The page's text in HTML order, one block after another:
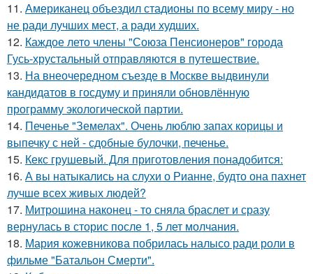
11. Американец объездил стадионы по всему миру - но
не ради лучших мест, а ради худших.
12. Каждое лето члены "Союза Пенсионеров" города
Гусь-хрустальный отправляются в путешествие.
13. На внеочередном съезде в Москве выдвинули
кандидатов в госдуму и приняли обновлённую
программу экологической партии.
14. Печенье "Земелах". Очень люблю запах корицы и
выпечку с ней - сдобные булочки, печенье.
15. Кекс грушевый. Для приготовления понадобится:
16. А вы натыкались на слухи о Рианне, будто она пахнет
лучше всех живых людей?
17. Митрошина наконец - то сняла браслет и сразу
вернулась в сторис после 1, 5 лет молчания.
18. Мария кожевникова побрилась налысо ради роли в
фильме "Батальон Смерти".